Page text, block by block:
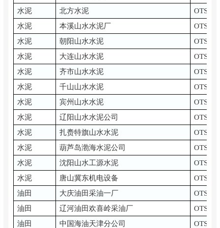
水泥
北方水泥
OTS-EH
水泥
本溪山水水泥厂
OTS-B
水泥
朝阳山水水泥
OTS-B
水泥
大连山水水泥
OTS-B
水泥
齐市山水水泥
OTS-B
水泥
千山山水水泥
OTS-B
水泥
宾州山水水泥
OTS-B
水泥
辽阳山水水泥公司
OTS-B
水泥
扎赉特旗山水水泥
OTS-B
水泥
葫芦岛渤海水泥公司
OTS-B
水泥
沈阳山水工源水泥
OTS-B
水泥
唐山冀东机电设备
OTS-BH
油田
大庆油田采油一厂
OTS-EH
油田
辽河油田欢喜岭采油厂
OTS-EH
油田
中国海油天津分公司
OTS-EH